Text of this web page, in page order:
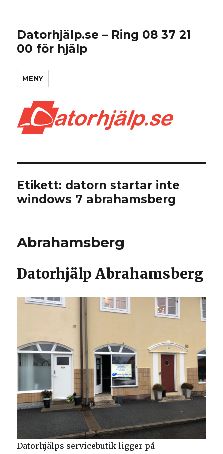
Datorhjälp.se – Ring 08 37 21
00 för hjälp
MENY
Etikett: datorn startar inte
windows 7 abrahamsberg
Abrahamsberg
Datorhjälp Abrahamsberg
Datorhjälps servicebutik ligger på